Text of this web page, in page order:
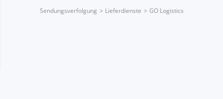
Sendungsverfolgung Lieferdienste GO Logistics